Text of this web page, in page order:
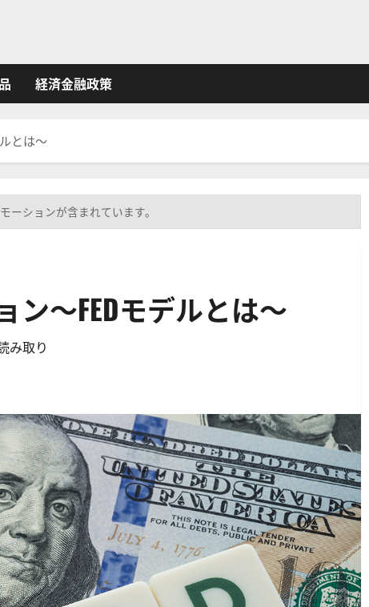
経済金融政策
とは～
ーションが含まれています。
～FEDモデルとは～
み取り